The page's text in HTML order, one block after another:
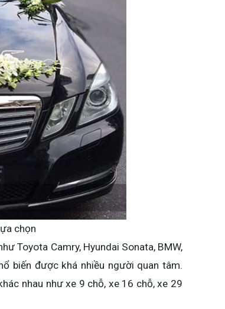
chọn
Toyota Camry, Hyundai Sonata, BMW,
biến được khá nhiều người quan tâm.
nhau như xe 9 chỗ, xe 16 chỗ, xe 29